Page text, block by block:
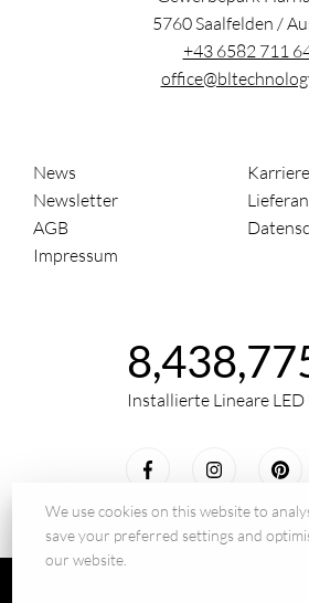
5760Saalfelden /
+43 6582 711
News
Karriere
Newsletter
AGB
Impressum
Installierte Lineare
© 2026 - BILTON LEDON
We use cookies on this website to
save your preferred settings and
our website.